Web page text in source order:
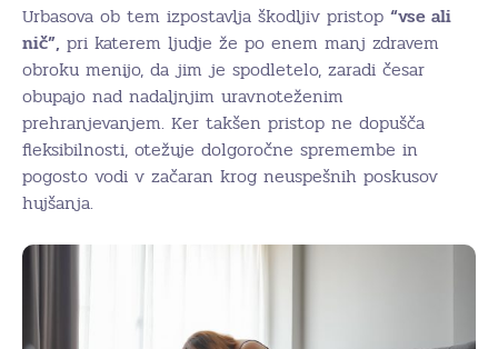
Urbasova ob tem izpostavlja škodljiv pristop “vse ali
nič”, pri katerem ljudje že po enem manj zdravem
obroku menijo, da jim je spodletelo, zaradi česar
obupajo nad nadaljnjim uravnoteženim
prehranjevanjem. Ker takšen pristop ne dopušča
fleksibilnosti, otežuje dolgoročne spremembe in
pogosto vodi v začaran krog neuspešnih poskusov
hujšanja.